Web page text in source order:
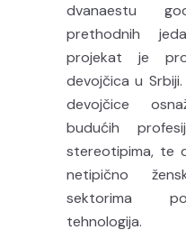
dvanaestu
prethodnih
projekat je
devojčica u
devojčice
budućih
stereotipima, te
netipično
sektorima
tehnologija.